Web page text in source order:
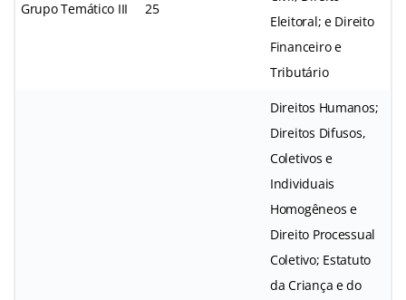
Grupo Temático III 25
Eleitoral; e Direito
Financeiro e
Tributário
Direitos Humanos;
Direitos Difusos,
Coletivos e
Individuais
Homogêneos e
Direito Processual
Coletivo; Estatuto
da Criança e do